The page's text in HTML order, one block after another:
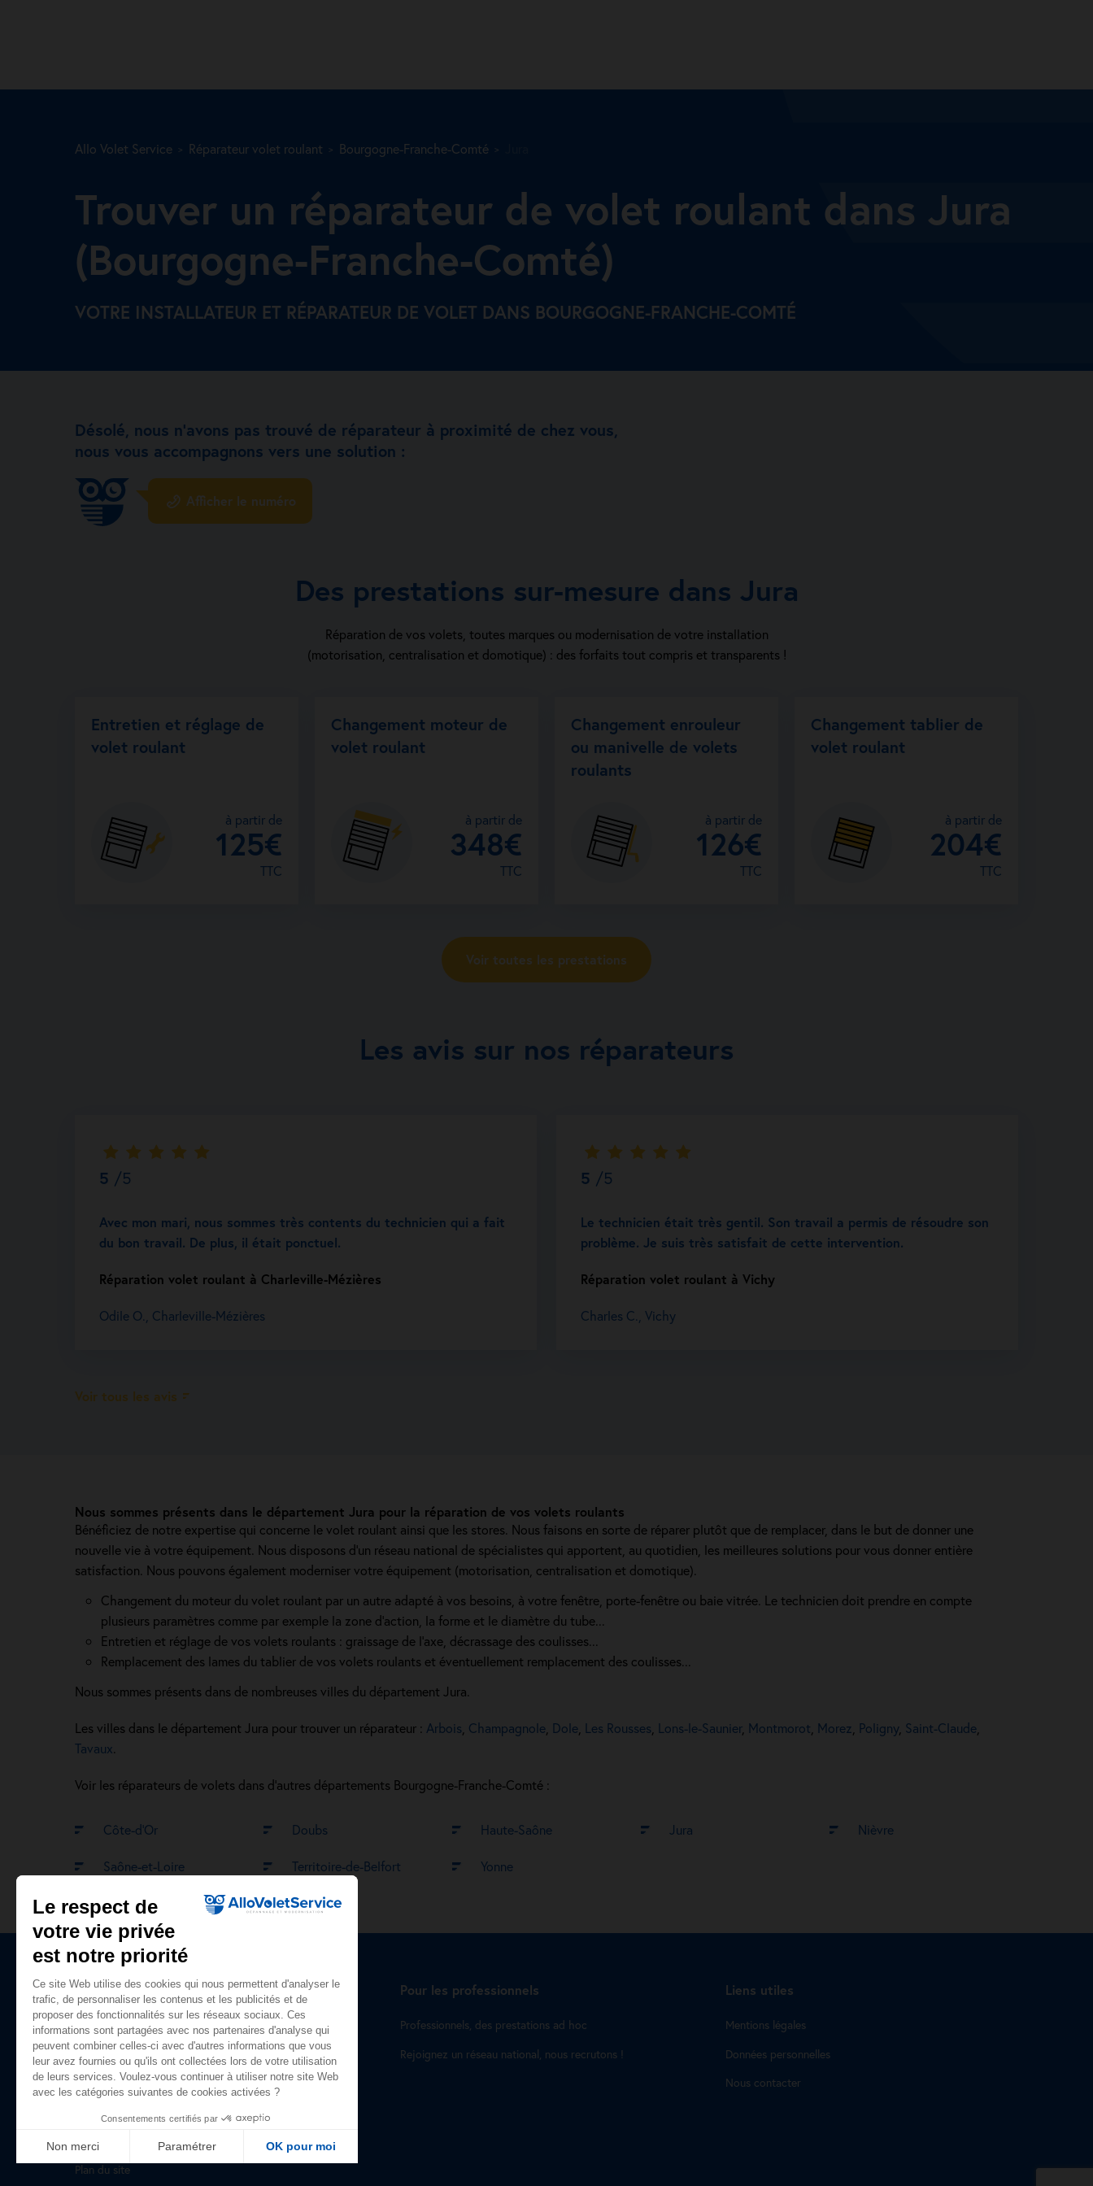
Allo Volet Service Réparateur volet roulant Bourgogne-Franche-Comté
Trouver un réparateur de volet roulant dans Jura
(Bourgogne-Franche-Comté)
VOTRE INSTALLATEUR ET RÉPARATEUR DE VOLET DANS BOURGOGNE-FRANCHE-COMTÉ
Nous sommes présents dans le département Jura pour la réparation de vos volets roulants
Bénéficiez de notre expertise qui concerne le volet roulant ainsi que les stores. Nous faisons en sorte de réparer plutôt que de remplacer, dans le but de donner une
nouvelle vie à votre équipement. Nous disposons d'un réseau national de spécialistes qui apportent, au quotidien, les meilleures solutions pour vous donner entière
satisfaction. Nous pouvons également moderniser votre équipement (motorisation, centralisation et domotique).
Changement du moteur du volet roulant par un autre adapté à vos besoins, à votre fenêtre, porte-fenêtre ou baie vitrée. Le technicien doit prendre en compte
plusieurs paramètres comme par exemple la zone d’action, la forme et le diamètre du tube...
Entretien et réglage de vos volets roulants : graissage de l'axe, décrassage des coulisses...
Remplacement des lames du tablier de vos volets roulants et éventuellement remplacement des coulisses...
Nous sommes présents dans de nombreuses villes du département Jura.
Les villes dans le département Jura pour trouver un réparateur : Arbois Champagnole Dole Les Rousses Lons-le-Saunier, Montmorot Morez Poligny, Saint-Claude
Tavaux.
Voir les réparateurs de volets dans d’autres départements Bourgogne-Franche-Comté :
Côte-d’Or Doubs Haute-Saône Jura Nièvre
Saône-et-Loire Territoire-de-Belfort Yonne
Désolé, nous n’avons pas trouvé de réparateur à proximité de chez vous,
nous vous accompagnons vers une solution :
Afficher le numéro
Des prestations sur-mesure dans Jura
Réparation de vos volets, toutes marques ou modernisation de votre installation
(motorisation, centralisation et domotique) : des forfaits tout compris et transparents !
Entretien et réglage de
volet roulant
à partir de
125€
TTC
Changement moteur de
volet roulant
à partir de
348€
TTC
Changement enrouleur
ou manivelle de volets
roulants
à partir de
126€
TTC
Changement tablier de
volet roulant
à partir de
204€
TTC
Voir toutes les prestations
Les avis sur nos réparateurs
5 /5
Avec mon mari, nous sommes très contents du technicien qui a fait
du bon travail. De plus, il était ponctuel.
Réparation volet roulant à Charleville-Mézières
Odile O., Charleville-Mézières
5 /5
Le technicien était très gentil. Son travail a permis de résoudre son
problème. Je suis très satisfait de cette intervention.
Réparation volet roulant à Vichy
Charles C., Vichy
Voir tous les avis
Plan du site
Accueil
Nos prestations
Qui sommes-nous ?
Guide du volet roulant
Plan du site
Pour les professionnels
Professionnels, des prestations ad hoc
Rejoignez un réseau national, nous recrutons !
Liens utiles
Mentions légales
Données personnelles
Nous contacter
Le respect de
votre vie privée
est notre priorité
Ce site Web utilise des cookies qui nous permettent d'analyser le
trafic, de personnaliser les contenus et les publicités et de
proposer des fonctionnalités sur les réseaux sociaux. Ces
informations sont partagées avec nos partenaires d'analyse qui
peuvent combiner celles-ci avec d'autres informations que vous
leur avez fournies ou qu'ils ont collectées lors de votre utilisation
de leurs services. Voulez-vous continuer à utiliser notre site Web
avec les catégories suivantes de cookies activées ?
Consentements certifiés par
Non merci Paramétrer OK pour moi
Axeptio consent
Plateforme de Gestion du Consentement : Personnalisez vos Options